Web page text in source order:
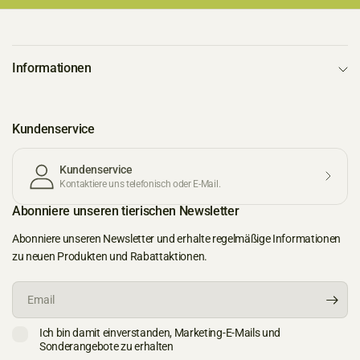
Informationen
Kundenservice
Kundenservice
Kontaktiere uns telefonisch oder E-Mail.
Abonniere unseren tierischen Newsletter
Abonniere unseren Newsletter und erhalte regelmäßige Informationen
zu neuen Produkten und Rabattaktionen.
Email
Ich bin damit einverstanden, Marketing-E-Mails und
Sonderangebote zu erhalten